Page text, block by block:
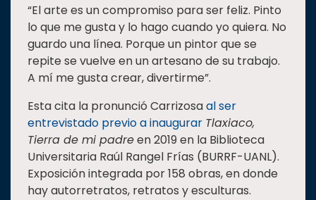
“El arte es un compromiso para ser feliz. Pinto
lo que me gusta y lo hago cuando yo quiera. No
guardo una línea. Porque un pintor que se
repite se vuelve en un artesano de su trabajo.
A mí me gusta crear, divertirme”.
Esta cita la pronunció Carrizosaal ser
entrevistado previo a inaugurar Tlaxiaco,
Tierra de mi padreen 2019 en la Biblioteca
Universitaria Raúl Rangel Frías (BURRF-UANL).
Exposición integrada por 158 obras, en donde
hay autorretratos, retratos y esculturas.